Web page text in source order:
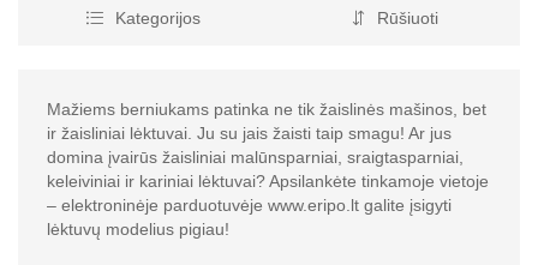
Kategorijos Rūšiuoti
Mažiems berniukams patinka ne tik žaislinės mašinos, bet
ir žaisliniai lėktuvai. Ju su jais žaisti taip smagu! Ar jus
domina įvairūs žaisliniai malūnsparniai, sraigtasparniai,
keleiviniai ir kariniai lėktuvai? Apsilankėte tinkamoje vietoje
– elektroninėje parduotuvėje www.eripo.lt galite įsigyti
lėktuvų modelius pigiau!